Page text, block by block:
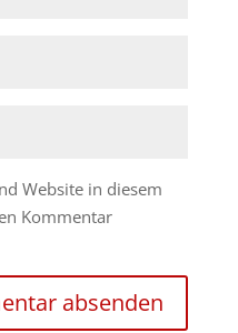
Website in diesem
Kommentar